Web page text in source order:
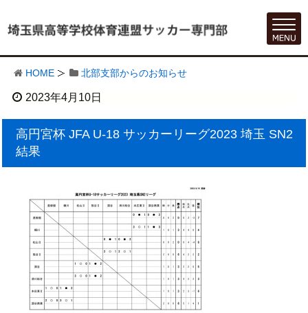
HOME 北部支部からのお知らせ
2023年4月10日
高円宮杯 JFA U-18 サッカーリーグ2023 埼玉 SN2
結果